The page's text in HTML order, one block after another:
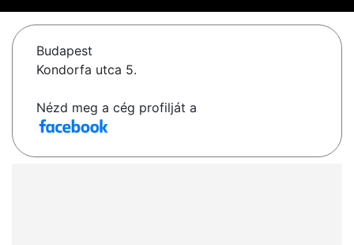
Budapest
Kondorfa utca 5.
Nézd meg a cég profilját a